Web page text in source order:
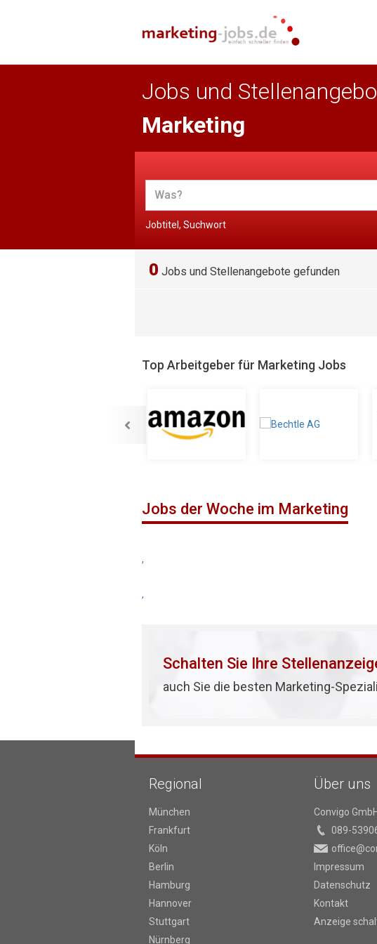
Jobs und
Marketing
Jobtitel, Suchwort
0 Jobs und Stellenangebote gefunden
Top Arbeitgeber für Marketing Jobs
Jobs der Woche im Marketing
,
,
Schalten Sie Ihre
auch Sie die besten Marketing-
Regional
München
Frankfurt
Köln
Berlin
Hamburg
Hannover
Stuttgart
Nürnberg
Über uns
Convigo GmbH
089-
Impressum
Datenschutz
Kontakt
Anzeige